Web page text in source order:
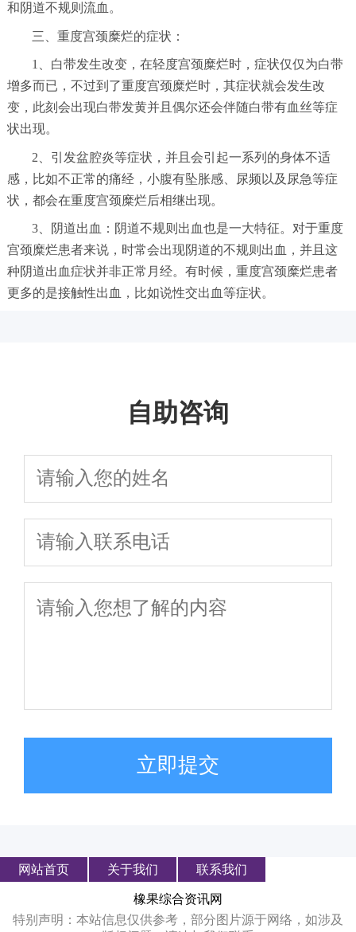
和阴道不规则流血。
三、重度宫颈糜烂的症状：
1、白带发生改变，在轻度宫颈糜烂时，症状仅仅为白带
增多而已，不过到了重度宫颈糜烂时，其症状就会发生改
变，此刻会出现白带发黄并且偶尔还会伴随白带有血丝等症
状出现。
2、引发盆腔炎等症状，并且会引起一系列的身体不适
感，比如不正常的痛经，小腹有坠胀感、尿频以及尿急等症
状，都会在重度宫颈糜烂后相继出现。
3、阴道出血：阴道不规则出血也是一大特征。对于重度
宫颈糜烂患者来说，时常会出现阴道的不规则出血，并且这
种阴道出血症状并非正常月经。有时候，重度宫颈糜烂患者
更多的是接触性出血，比如说性交出血等症状。
自助咨询
立即提交
网站首页 关于我们 联系我们
橡果综合资讯网
特别声明：本站信息仅供参考，部分图片源于网络，如涉及